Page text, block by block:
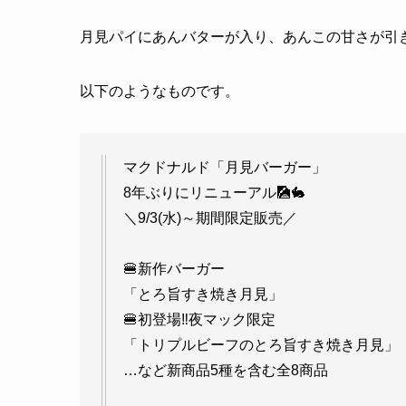
月見パイにあんバターが入り、あんこの甘さが引
以下のようなものです。
マクドナルド「月見バーガー」
8年ぶりにリニューアル🎑🐇
＼9/3(水)～期間限定販売／
🍔新作バーガー
「とろ旨すき焼き月見」
🍔初登場‼️夜マック限定
「トリプルビーフのとろ旨すき焼き月見」
…など新商品5種を含む全8商品